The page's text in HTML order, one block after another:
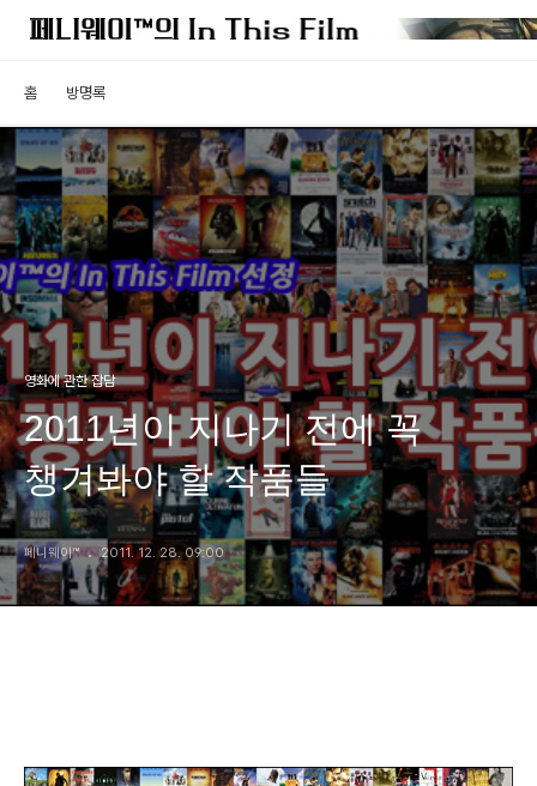
홈 방명록
영화에 관한 잡담
2011년이 지나기 전에 꼭
챙겨봐야 할 작품들
페니웨이™ 2011. 12. 28. 09:00